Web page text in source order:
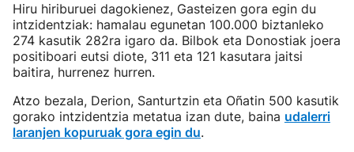
Hiru hiriburuei dagokienez, Gasteizen gora egin du
intzidentziak: hamalau egunetan 100.000 biztanleko
274 kasutik 282ra igaro da. Bilbok eta Donostiak joera
positiboari eutsi diote, 311 eta 121 kasutara jaitsi
baitira, hurrenez hurren.
Atzo bezala, Derion, Santurtzin eta Oñatin 500 kasutik
gorako intzidentzia metatua izan dute, baina udalerri
laranjen kopuruak gora egin du.